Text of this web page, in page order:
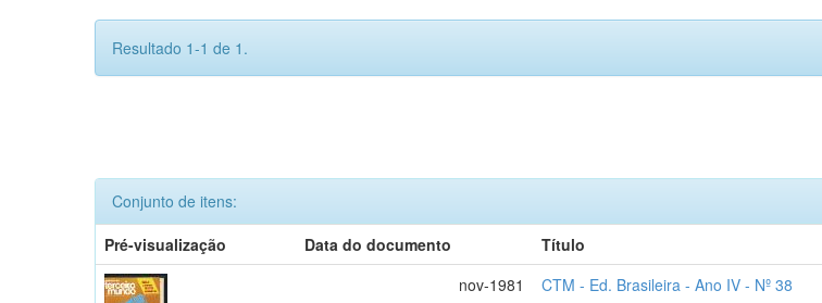
Resultado 1-1 de 1.
Conjunto de itens:
Pré-visualização
Data do documento Título
nov-1981
CTM - Ed. Brasileira - Ano IV - Nº 38